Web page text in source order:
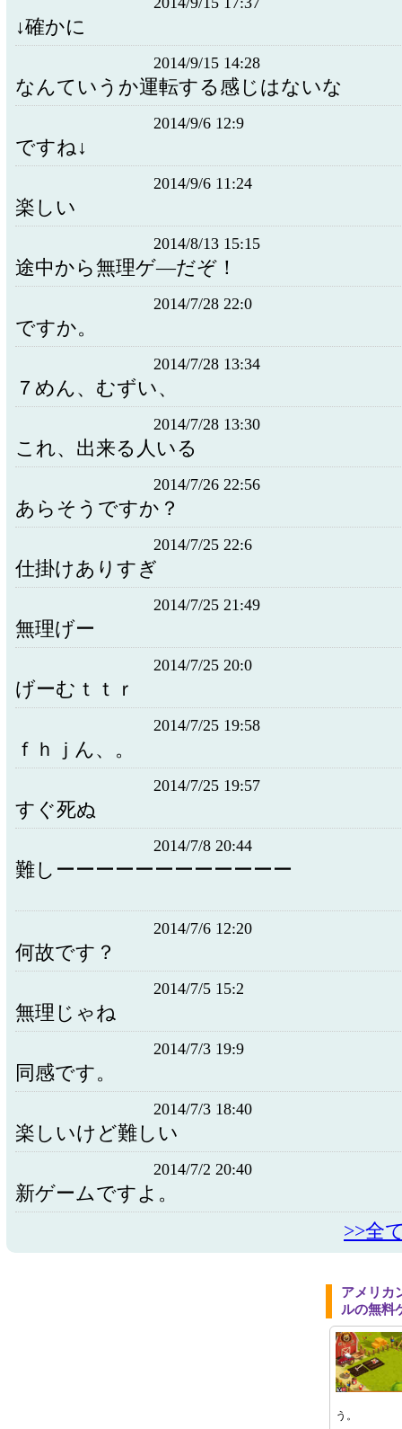
↓確かに
2014/9/15 14:28
なんていうか運転する感じはないな
2014/9/6 12:9
ですね↓
2014/9/6 11:24
楽しい
2014/8/13 15:15
途中から無理ゲ―だぞ！
2014/7/28 22:0
ですか。
2014/7/28 13:34
７めん、むずい、
2014/7/28 13:30
これ、出来る人いる
2014/7/26 22:56
あらそうですか？
2014/7/25 22:6
仕掛けありすぎ
2014/7/25 21:49
無理げー
2014/7/25 20:0
げーむｔｔｒ
2014/7/25 19:58
ｆｈｊん、。
2014/7/25 19:57
すぐ死ぬ
2014/7/8 20:44
難しーーーーーーーーーーーー
2014/7/6 12:20
何故です？
2014/7/5 15:2
無理じゃね
2014/7/3 19:9
同感です。
2014/7/3 18:40
楽しいけど難しい
2014/7/2 20:40
新ゲームですよ。
>>全
アメリカ
ルの無料
う。